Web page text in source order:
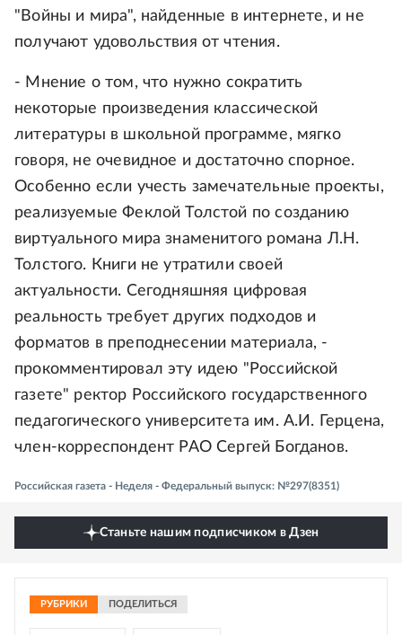
"Войны и мира", найденные в интернете, и не
получают удовольствия от чтения.
- Мнение о том, что нужно сократить
некоторые произведения классической
литературы в школьной программе, мягко
говоря, не очевидное и достаточно спорное.
Особенно если учесть замечательные проекты,
реализуемые Феклой Толстой по созданию
виртуального мира знаменитого романа Л.Н.
Толстого. Книги не утратили своей
актуальности. Сегодняшняя цифровая
реальность требует других подходов и
форматов в преподнесении материала, -
прокомментировал эту идею "Российской
газете" ректор Российского государственного
педагогического университета им. А.И. Герцена,
член-корреспондент РАО Сергей Богданов.
Российская газета - Неделя - Федеральный выпуск: №297(8351)
Станьте нашим подписчиком в Дзен
РУБРИКИ ПОДЕЛИТЬСЯ